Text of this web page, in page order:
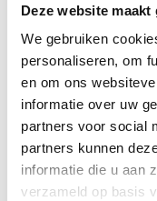
Deze website
We gebruiken
personaliseren, om
en om ons
informatie over uw
partners voor social
partners kunnen
informatie die u aan
verzameld op basis
ECKLA
ADAPTER-SETJE